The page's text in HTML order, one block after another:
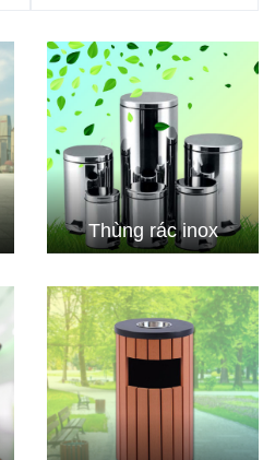
Thùng rác inox